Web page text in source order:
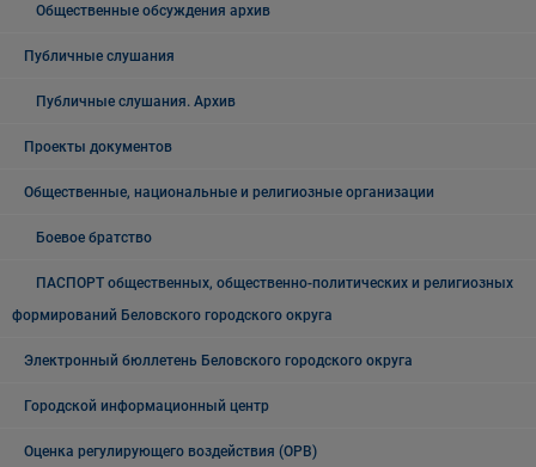
Общественные обсуждения архив
Публичные слушания
Публичные слушания. Архив
Проекты документов
Общественные, национальные и религиозные организации
Боевое братство
ПАСПОРТ общественных, общественно-политических и религиозных
формирований Беловского городского округа
Электронный бюллетень Беловского городского округа
Городской информационный центр
Оценка регулирующего воздействия (ОРВ)